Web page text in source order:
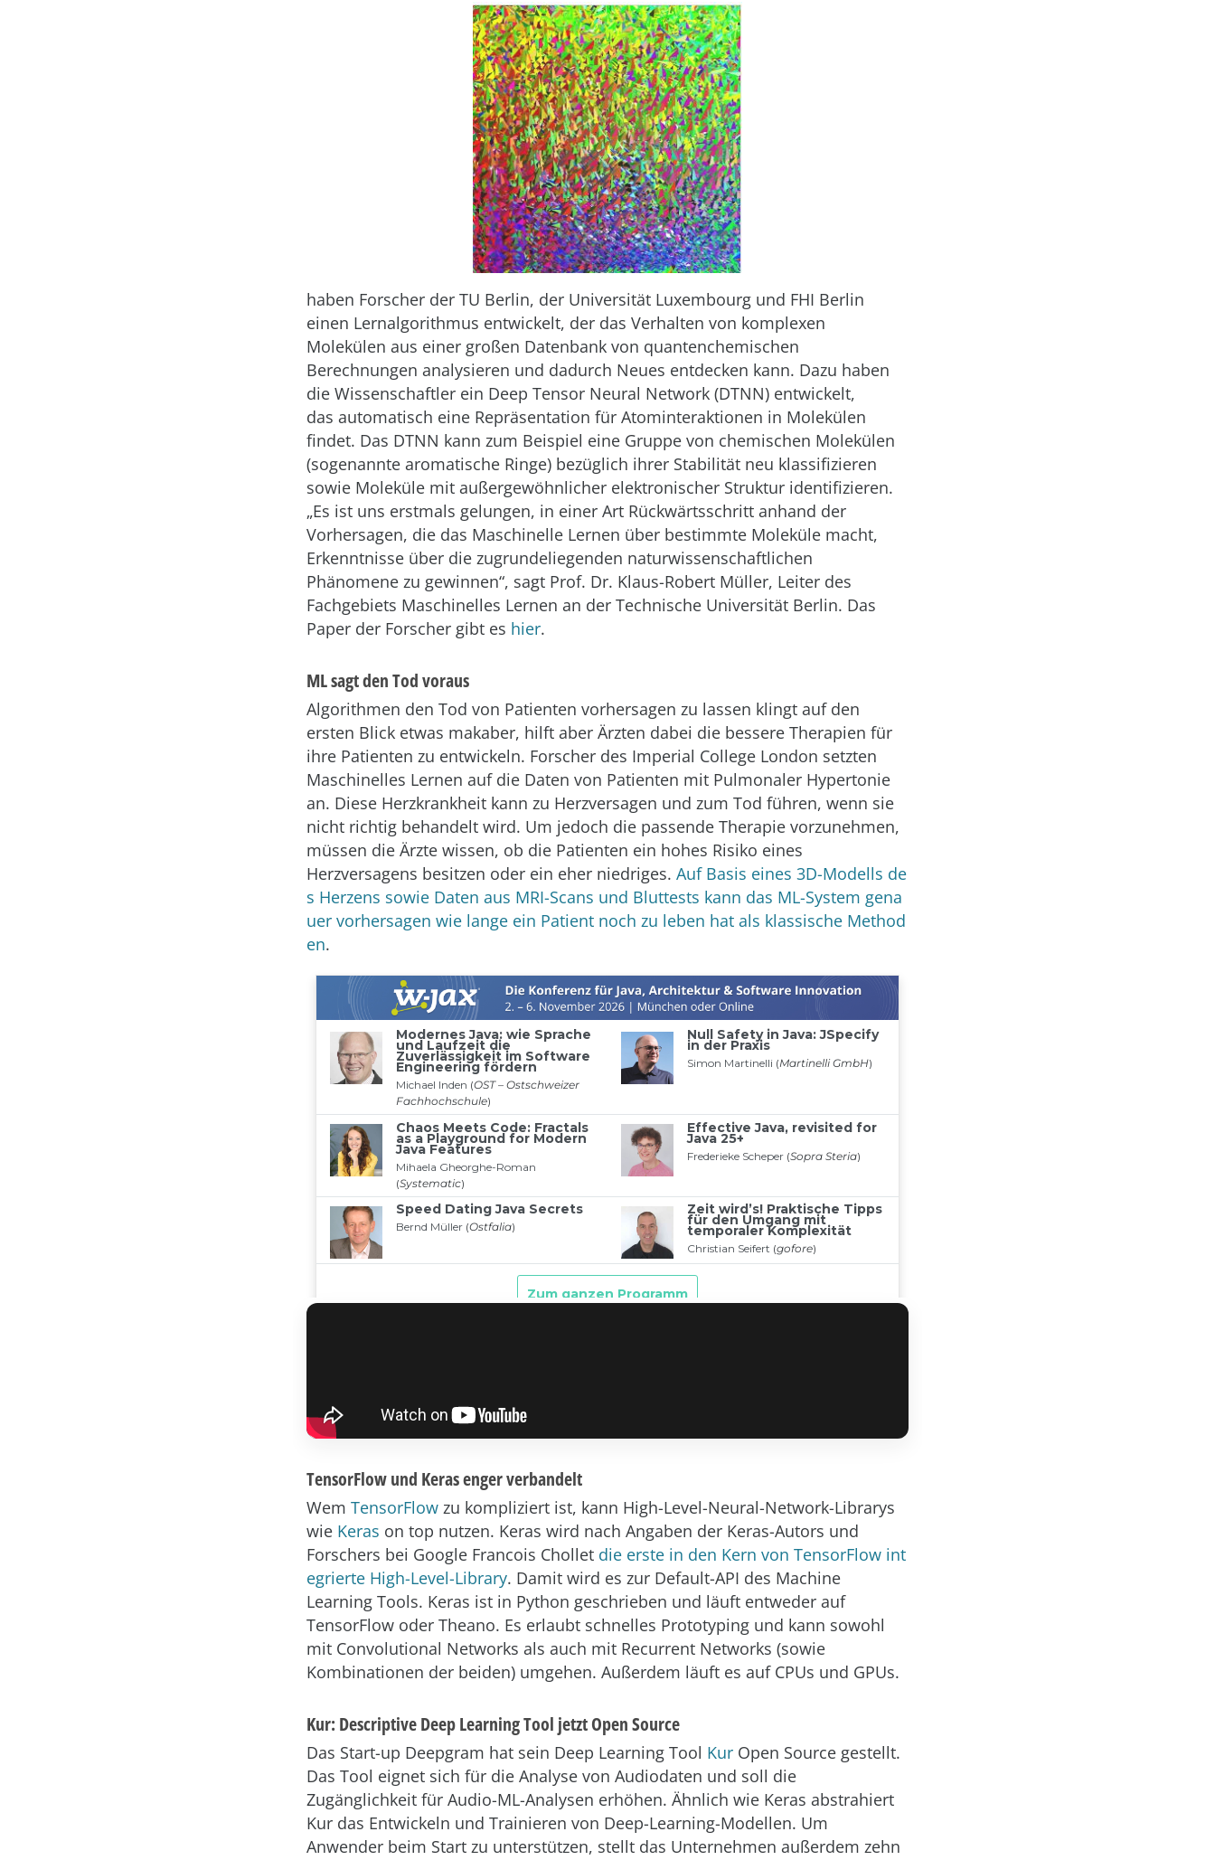
haben Forscher der TU Berlin, der Universität Luxembourg und FHI Berlin
einen Lernalgorithmus entwickelt, der das Verhalten von komplexen
Molekülen aus einer großen Datenbank von quantenchemischen
Berechnungen analysieren und dadurch Neues entdecken kann. Dazu haben
die Wissenschaftler ein Deep Tensor Neural Network (DTNN) entwickelt,
das automatisch eine Repräsentation für Atominteraktionen in Molekülen
findet. Das DTNN kann zum Beispiel eine Gruppe von chemischen Molekülen
(sogenannte aromatische Ringe) bezüglich ihrer Stabilität neu klassifizieren
sowie Moleküle mit außergewöhnlicher elektronischer Struktur identifizieren.
„Es ist uns erstmals gelungen, in einer Art Rückwärtsschritt anhand der
Vorhersagen, die das Maschinelle Lernen über bestimmte Moleküle macht,
Erkenntnisse über die zugrundeliegenden naturwissenschaftlichen
Phänomene zu gewinnen“, sagt Prof. Dr. Klaus-Robert Müller, Leiter des
Fachgebiets Maschinelles Lernen an der Technische Universität Berlin. Das
Paper der Forscher gibt es hier.
ML sagt den Tod voraus
Algorithmen den Tod von Patienten vorhersagen zu lassen klingt auf den
ersten Blick etwas makaber, hilft aber Ärzten dabei die bessere Therapien für
ihre Patienten zu entwickeln. Forscher des Imperial College London setzten
Maschinelles Lernen auf die Daten von Patienten mit Pulmonaler Hypertonie
an. Diese Herzkrankheit kann zu Herzversagen und zum Tod führen, wenn sie
nicht richtig behandelt wird. Um jedoch die passende Therapie vorzunehmen,
müssen die Ärzte wissen, ob die Patienten ein hohes Risiko eines
Herzversagens besitzen oder ein eher niedriges. Auf Basis eines 3D-Modells de
s Herzens sowie Daten aus MRI-Scans und Bluttests kann das ML-System gena
uer vorhersagen wie lange ein Patient noch zu leben hat als klassische Method
en.
TensorFlow und Keras enger verbandelt
Wem TensorFlow zu kompliziert ist, kann High-Level-Neural-Network-Librarys
wie Keras on top nutzen. Keras wird nach Angaben der Keras-Autors und
Forschers bei Google Francois Chollet die erste in den Kern von TensorFlow int
egrierte High-Level-Library. Damit wird es zur Default-API des Machine
Learning Tools. Keras ist in Python geschrieben und läuft entweder auf
TensorFlow oder Theano. Es erlaubt schnelles Prototyping und kann sowohl
mit Convolutional Networks als auch mit Recurrent Networks (sowie
Kombinationen der beiden) umgehen. Außerdem läuft es auf CPUs und GPUs.
Kur: Descriptive Deep Learning Tool jetzt Open Source
Das Start-up Deepgram hat sein Deep Learning Tool Kur Open Source gestellt.
Das Tool eignet sich für die Analyse von Audiodaten und soll die
Zugänglichkeit für Audio-ML-Analysen erhöhen. Ähnlich wie Keras abstrahiert
Kur das Entwickeln und Trainieren von Deep-Learning-Modellen. Um
Anwender beim Start zu unterstützen, stellt das Unternehmen außerdem zehn